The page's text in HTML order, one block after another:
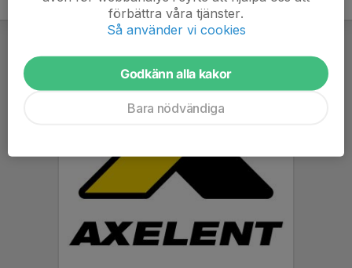
förbättra våra tjänster.
Så använder vi cookies
Godkänn alla kakor
Bara nödvändiga